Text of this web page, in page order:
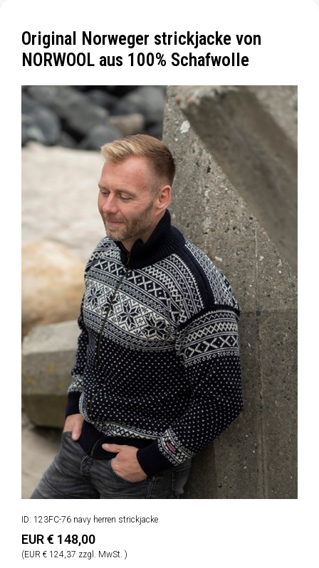
Original Norweger strickjacke von
NORWOOL aus 100% Schafwolle
ID: 123FC-76 navy herren strickjacke
EUR € 148,00
(EUR € 124,37 zzgl. MwSt. )